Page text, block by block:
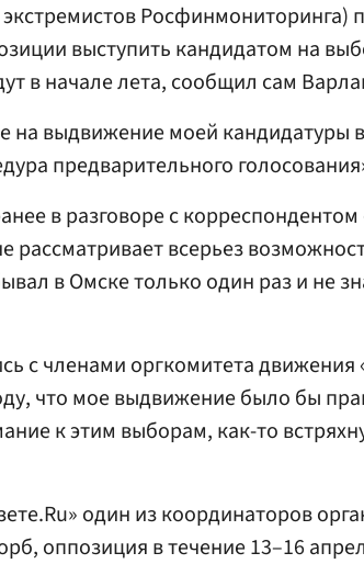
выступить кандидатом на
в начале лета, сообщил сам
на выдвижение моей кандидатуры
предварительного
в разговоре с
рассматривает всерьез
в Омске только один раз и не
с членами оргкомитета движения
что мое выдвижение было бы
к этим выборам, как-то
один из координаторов
оппозиция в течение 13–16